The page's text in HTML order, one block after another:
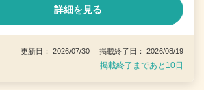
詳細を見る
更新日： 2026/07/30 掲載終了日： 2026/08/19
掲載終了まであと10日